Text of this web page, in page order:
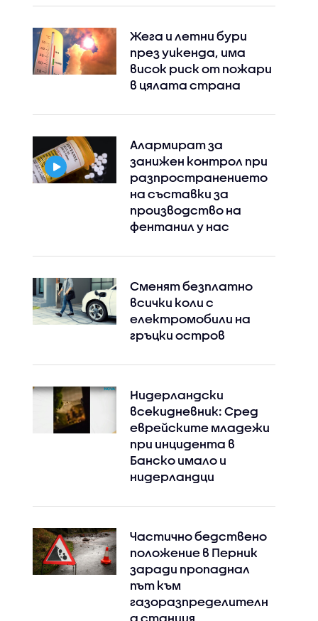
Жега и летни бури
през уикенда, има
висок риск от пожари
в цялата страна
Алармират за
занижен контрол при
разпространението
на съставки за
производство на
фентанил у нас
Сменят безплатно
всички коли с
електромобили на
гръцки остров
Нидерландски
всекидневник: Сред
еврейските младежи
при инцидента в
Банско имало и
нидерландци
Частично бедствено
положение в Перник
заради пропаднал
път към
газоразпределителн
а станция